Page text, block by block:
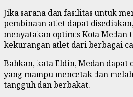
Jika sarana dan fasilitas untuk
pembinaan atlet dapat
menyatakan optimis Kota Medan
kekurangan atlet dari berbagai
Bahkan, kata Eldin, Medan dapat
yang mampu mencetak dan
tangguh dan berbakat.